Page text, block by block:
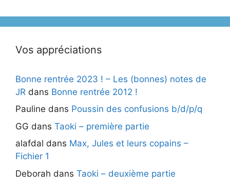
Vos appréciations
Bonne rentrée 2023 ! – Les (bonnes) notes de
JR dans Bonne rentrée 2012 !
Pauline dans Poussin des confusions b/d/p/q
GG dans Taoki – première partie
alafdal dans Max, Jules et leurs copains –
Fichier 1
Deborah dans Taoki – deuxième partie